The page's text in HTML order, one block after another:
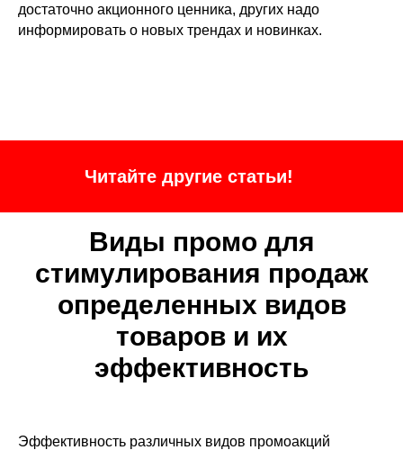
достаточно акционного ценника, других надо
информировать о новых трендах и новинках.
Читайте другие статьи!
Виды промо для
стимулирования продаж
определенных видов
товаров и их
эффективность
Эффективность различных видов промоакций